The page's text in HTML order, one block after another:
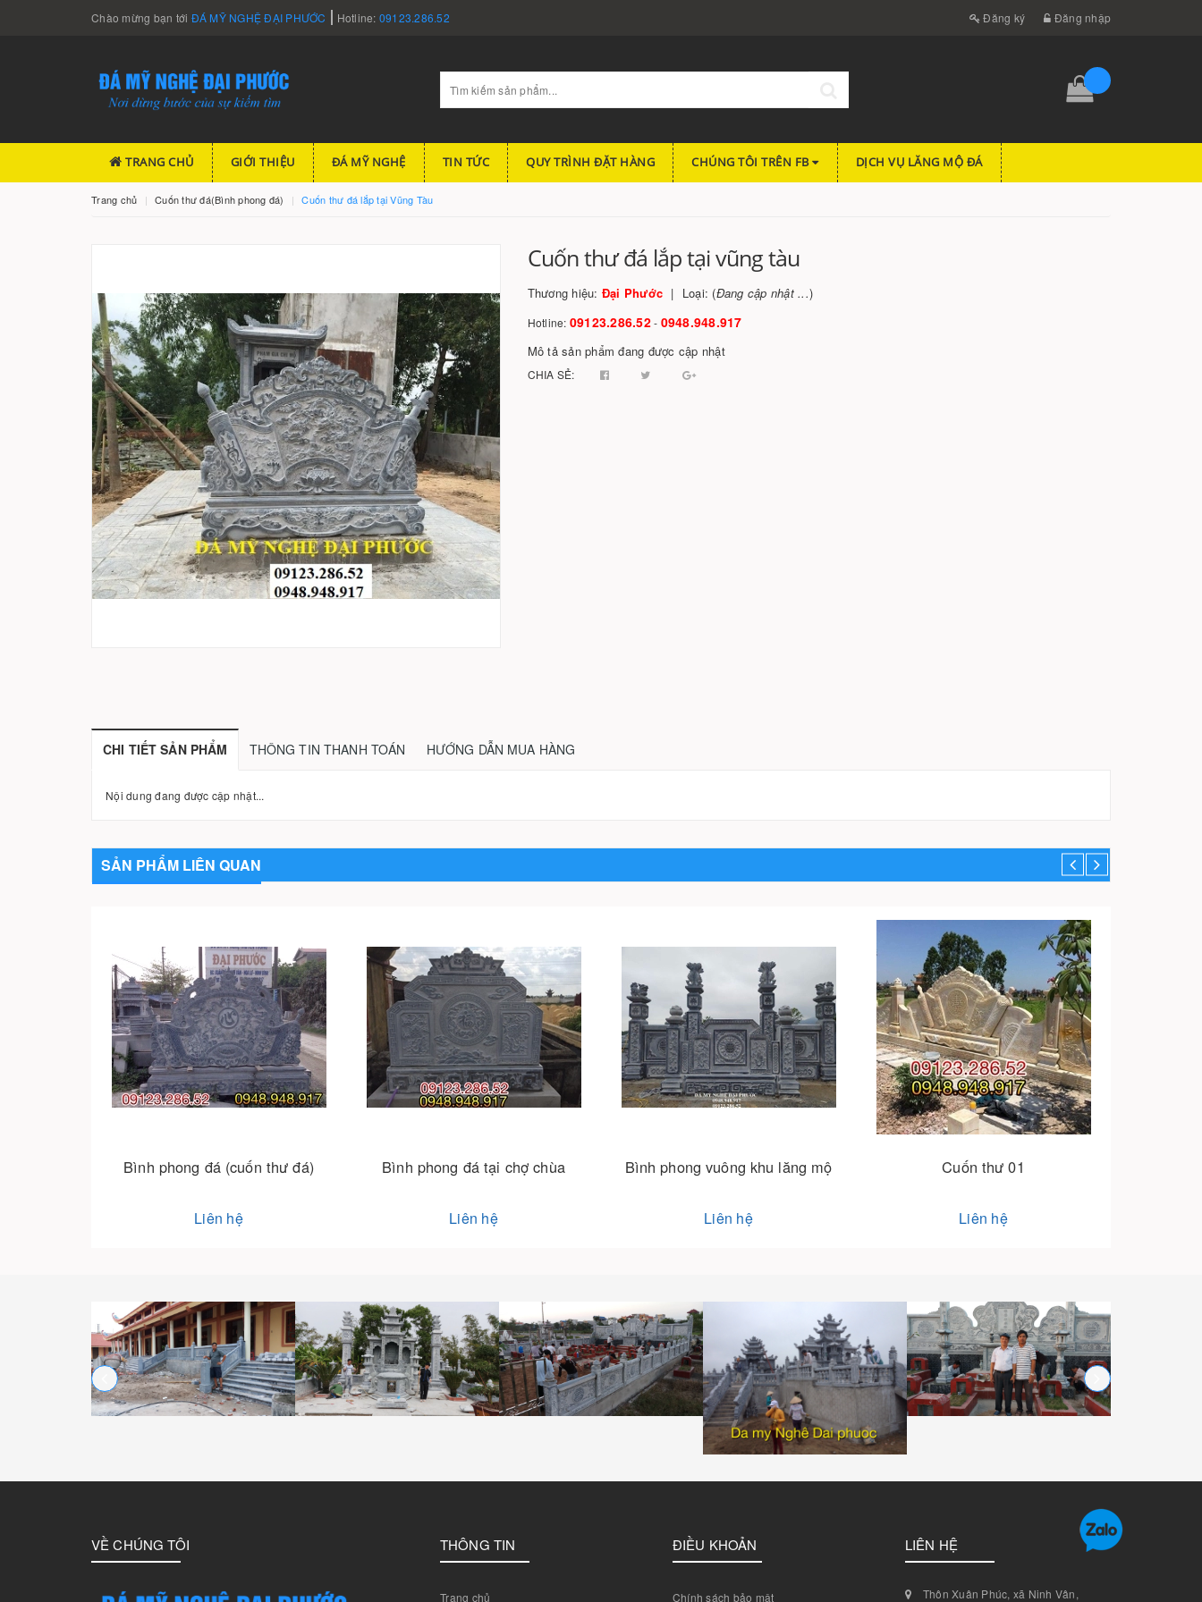
Chào mừng bạn tới ĐÁ MỸ NGHỆ ĐẠI PHƯỚC Hotline: 09123.286.52 Đăng ký Đăng nhập
TRANG CHỦ GIỚI THIỆU ĐÁ MỸ NGHỆ TIN TỨC QUY TRÌNH ĐẶT HÀNG CHÚNG TÔI TRÊN FB DỊCH VỤ LĂNG MỘ ĐÁ
Trang chủ Cuốn thư đá(Bình phong đá) Cuốn thư đá lắp tại Vũng Tàu
Cuốn thư đá lắp tại vũng tàu
Thương hiệu: Đại Phước Loại: (Đang cập nhật ...)
Hotline: 09123.286.52- 0948.948.917
Mô tả sản phẩm đang được cập nhật
CHIA SẺ:
CHI TIẾT SẢN PHẨM THÔNG TIN THANH TOÁN HƯỚNG DẪN MUA HÀNG
Nội dung đang được cập nhật...
SẢN PHẨM LIÊN QUAN
Bình phong đá (cuốn thư đá)
Liên hệ
Bình phong đá tại chợ chùa
Liên hệ
Bình phong vuông khu lăng mộ
Liên hệ
Cuốn thư 01
Liên hệ
VỀ CHÚNG TÔI THÔNG TIN
Trang chủ
ĐIỀU KHOẢN
Chính sách bảo mật
LIÊN HỆ
Thôn Xuân Phúc, xã Ninh Vân,